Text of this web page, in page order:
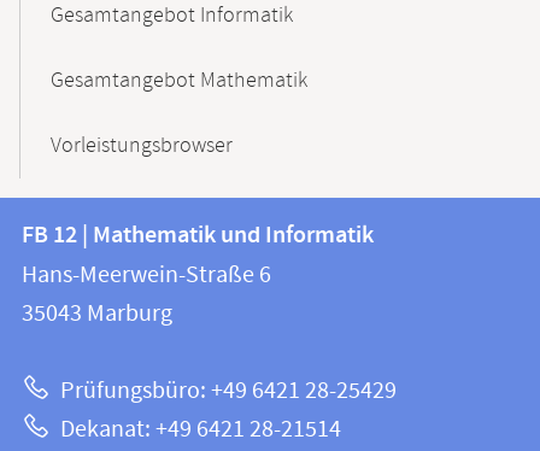
Gesamtangebot Informatik
Gesamtangebot Mathematik
Vorleistungsbrowser
Kontakt
und
Informationen
Website
FB
12
|
und
Informatik
FB 12 | Mathematik und Informatik
Hans-Meerwein-Straße 6
35043 Marburg
Prüfungsbüro: +49 6421 28-25429
Dekanat: +49 6421 28-21514